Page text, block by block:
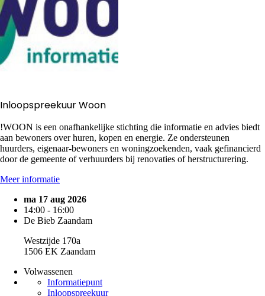
Inloopspreekuur Woon
!WOON is een onafhankelijke stichting die informatie en advies biedt
aan bewoners over huren, kopen en energie. Ze ondersteunen
huurders, eigenaar-bewoners en woningzoekenden, vaak gefinancierd
door de gemeente of verhuurders bij renovaties of herstructurering.
Meer informatie
ma 17 aug 2026
14:00 - 16:00
De Bieb Zaandam
Westzijde 170a
1506 EK Zaandam
Volwassenen
Informatiepunt
Inloopspreekuur